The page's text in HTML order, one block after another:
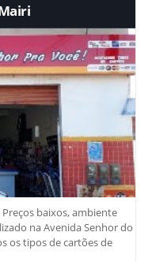
baixos, ambiente
na Avenida Senhor do
os tipos de cartões de